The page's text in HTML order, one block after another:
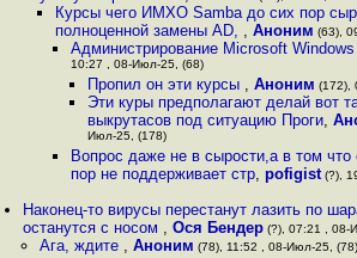
Курсы чего ИМХО Samba до сих пор
полноценной замены AD, , Аноним (63),
Администрирование Microsoft
10:27 , 08-Июл-25, (68)
Пропил он эти курсы , Аноним (172),
Эти куры предполагают делай вот
выкрутасов под ситуацию Проги,
Июл-25, (178)
Вопрос даже не в сырости,а в том что
пор не поддерживает стр,pofigist (?),
Наконец-то вирусы перестанут лазить по
останутся с носом ,Ося Бендер (?), 07:21 , 08-
Ага, ждите , Аноним (78), 11:52 , 08-Июл-25, (78)